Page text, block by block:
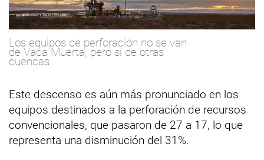
Los equipos de perforación no se van
de Vaca Muerta, pero sí de otras
cuencas.
Este descenso es aún más pronunciado en los
equipos destinados a la perforación de recursos
convencionales, que pasaron de 27 a 17, lo que
representa una disminución del 31%.